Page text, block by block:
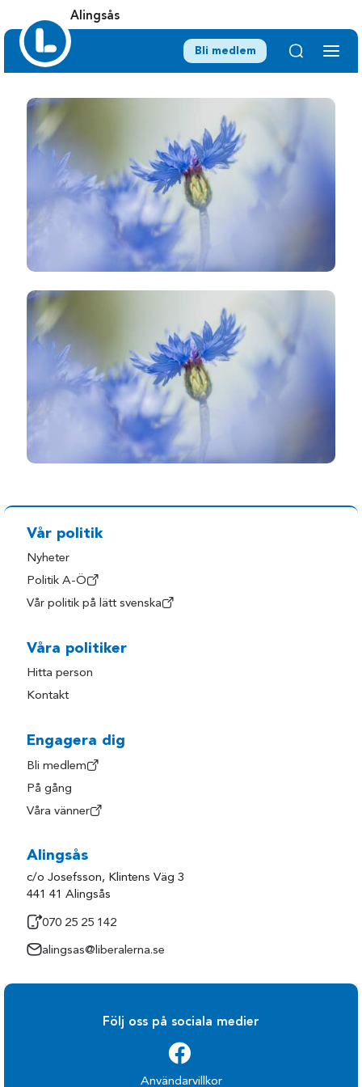
Alingsås
Bli medlem
Vår politik
Nyheter
Politik A-Ö
Vår politik på lätt svenska
Våra politiker
Hitta person
Kontakt
Engagera dig
Bli medlem
På gång
Våra vänner
Alingsås
c/o Josefsson, Klintens Väg 3
441 41 Alingsås
070 25 25 142
alingsas@liberalerna.se
Följ oss på sociala medier
Användarvillkor